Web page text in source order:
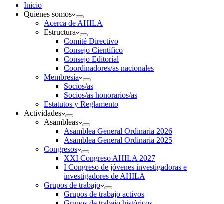
Inicio
Quienes somos
Acerca de AHILA
Estructura
Comité Directivo
Consejo Científico
Consejo Editorial
Coordinadores/as nacionales
Membresía
Socios/as
Socios/as honorarios/as
Estatutos y Reglamento
Actividades
Asambleas
Asamblea General Ordinaria 2026
Asamblea General Ordinaria 2025
Congresos
XXI Congreso AHILA 2027
I Congreso de jóvenes investigadoras e
investigadores de AHILA
Grupos de trabajo
Grupos de trabajo activos